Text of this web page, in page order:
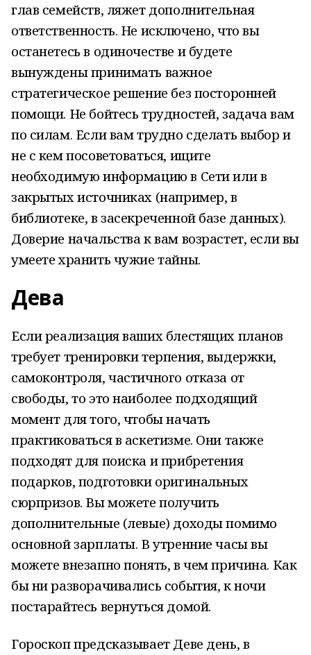
глав семейств, ляжет дополнительная
ответственность. Не исключено, что вы
останетесь в одиночестве и будете
вынуждены принимать важное
стратегическое решение без посторонней
помощи. Не бойтесь трудностей, задача вам
по силам. Если вам трудно сделать выбор и
не с кем посоветоваться, ищите
необходимую информацию в Сети или в
закрытых источниках (например, в
библиотеке, в засекреченной базе данных).
Доверие начальства к вам возрастет, если вы
умеете хранить чужие тайны.
Дева
Если реализация ваших блестящих планов
требует тренировки терпения, выдержки,
самоконтроля, частичного отказа от
свободы, то это наиболее подходящий
момент для того, чтобы начать
практиковаться в аскетизме. Они также
подходят для поиска и прибретения
подарков, подготовки оригинальных
сюрпризов. Вы можете получить
дополнительные (левые) доходы помимо
основной зарплаты. В утренние часы вы
можете внезапно понять, в чем причина. Как
бы ни разворачивались события, к ночи
постарайтесь вернуться домой.
Гороскоп предсказывает Деве день, в